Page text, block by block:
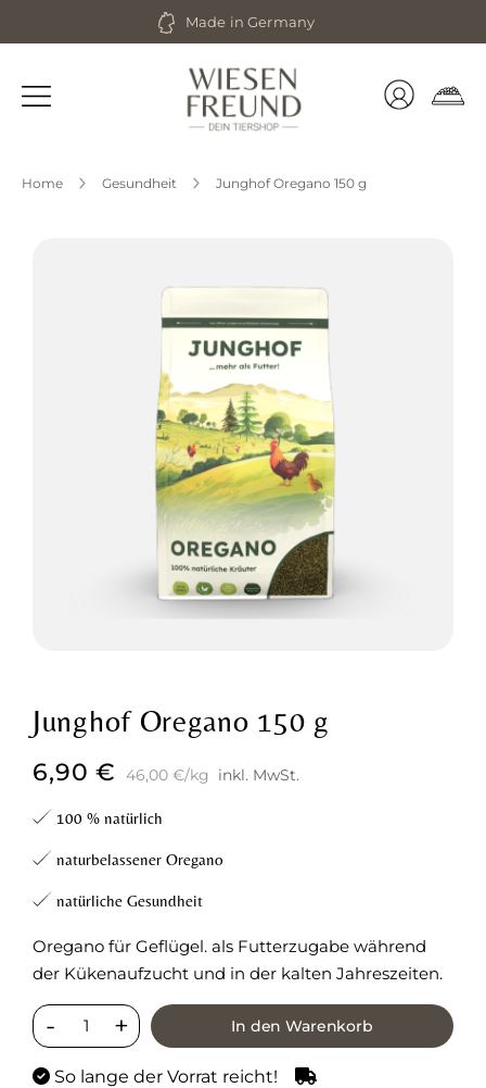
Made in Germany
Home Gesundheit Junghof Oregano 150 g
Junghof Oregano 150 g
6,90€ 46,00€/kg inkl. MwSt.
100 % natürlich
naturbelassener Oregano
natürliche Gesundheit
Oregano für Geflügel. als Futterzugabe während
der Kükenaufzucht und in der kalten Jahreszeiten.
In den Warenkorb
So lange der Vorrat reicht!